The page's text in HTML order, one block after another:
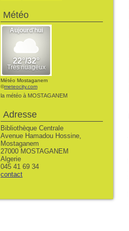
Météo
Météo Mostaganem
©meteocity.com
la météo à MOSTAGANEM
Adresse
Bibliothèque Centrale
Avenue Hamadou Hossine,
Mostaganem
27000 MOSTAGANEM
Algerie
045 41 69 34
contact